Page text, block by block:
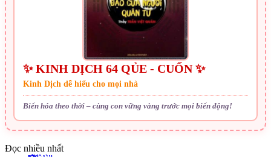
✨ KINH DỊCH 64 QỦE - CUỐN ✨
Kinh Dịch dễ hiểu cho mọi nhà
Biến hóa theo thời – cùng con vững vàng trước mọi biến động!
Đọc nhiều nhất